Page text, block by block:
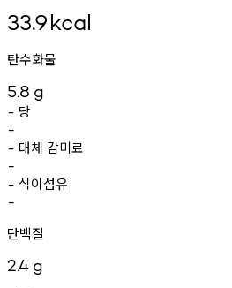
33.9kcal
탄수화물
5.8 g
- 당
-
- 대체 감미료
-
- 식이섬유
-
단백질
2.4 g